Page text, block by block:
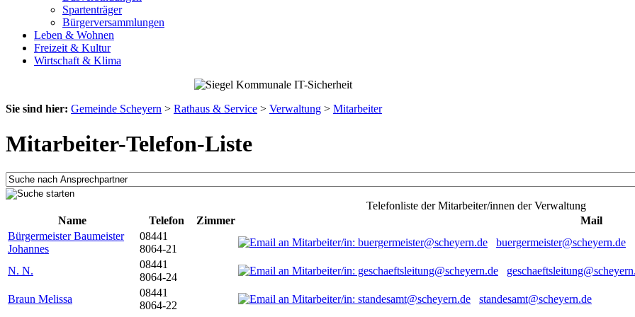
Spartenträger
Bürgerversammlungen
Leben & Wohnen
Freizeit & Kultur
Wirtschaft & Klima
Sie sind hier: Gemeinde Scheyern > Rathaus & Service > Verwaltung > Mitarbeiter
Mitarbeiter-Telefon-Liste
Telefonliste der Mitarbeiter/innen der Verwaltung
Name
Telefon Zimmer
Mail
Bürgermeister Baumeister
Johannes
08441
8064-21
buergermeister@scheyern.de
N. N.
08441
8064-24
Braun Melissa
08441
8064-22
standesamt@scheyern.de